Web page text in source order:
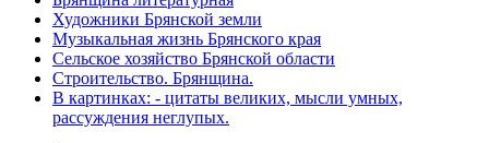
Художники Брянской земли
Музыкальная жизнь Брянского края
Сельское хозяйство Брянской области
Строительство. Брянщина.
В картинках: - цитаты великих, мысли умных,
рассуждения неглупых.